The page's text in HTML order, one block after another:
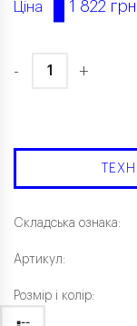
Ціна 1 822 грн
- +
Складська ознака:
Артикул:
Розмір і колір: